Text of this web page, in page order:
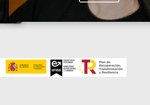
Bouvet Island
British Indian